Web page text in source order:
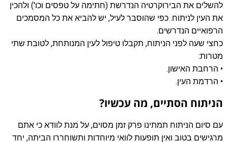
להשלים את הבירוקרטיה הנדרשת (חתימה על טפסים וכו') ולהכין
את העין לניתוח. כפי שהוסבר לעיל, יש להביא את כל המסמכים
הרפואיים הנדרשים.
כחצי שעה לפני הניתוח, תקבלו טיפול לעין המנותחת, לטובת שתי
מטרות:
• הרחבת האישון.
• הרדמת העין.
הניתוח הסתיים, מה עכשיו?
עם סיום הניתוח תמתינו פרק זמן מסוים, על מנת לוודא כי אתם
מרגישים בטוב ואין תופעות לוואי מיוחדות ותשוחררו הביתה, יחד